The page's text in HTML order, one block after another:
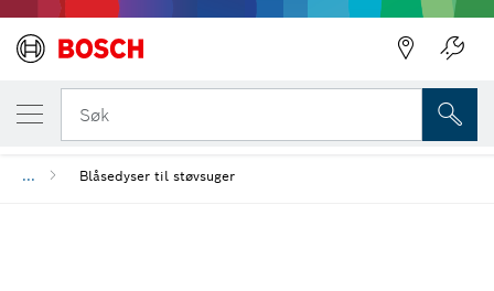
Søk
... Blåsedyser til støvsuger
DIN VALGTE VARIANT
Blåsedyse